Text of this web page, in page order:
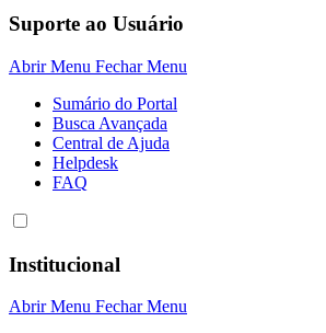
Suporte ao Usuário
Abrir Menu Fechar Menu
Sumário do Portal
Busca Avançada
Central de Ajuda
Helpdesk
FAQ
Institucional
Abrir Menu Fechar Menu